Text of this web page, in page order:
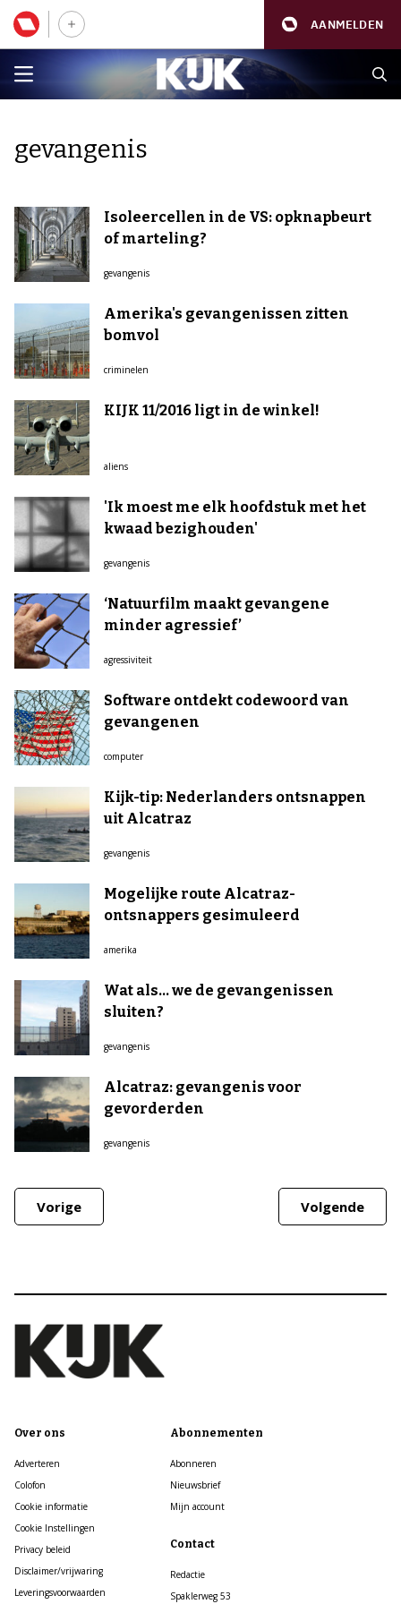
AANMELDEN
gevangenis
Isoleercellen in de VS: opknapbeurt
of marteling?
gevangenis
Amerika's gevangenissen zitten
bomvol
criminelen
KIJK 11/2016 ligt in de winkel!
aliens
'Ik moest me elk hoofdstuk met het
kwaad bezighouden'
gevangenis
‘Natuurfilm maakt gevangene
minder agressief’
agressiviteit
Software ontdekt codewoord van
gevangenen
computer
Kijk-tip: Nederlanders ontsnappen
uit Alcatraz
gevangenis
Mogelijke route Alcatraz-
ontsnappers gesimuleerd
amerika
Wat als... we de gevangenissen
sluiten?
gevangenis
Alcatraz: gevangenis voor
gevorderden
gevangenis
Vorige Volgende
Over ons
Adverteren
Colofon
Cookie informatie
Cookie Instellingen
Privacy beleid
Disclaimer/vrijwaring
Leveringsvoorwaarden
Abonnementen
Abonneren
Nieuwsbrief
Mijn account
Contact
Redactie
Spaklerweg 53